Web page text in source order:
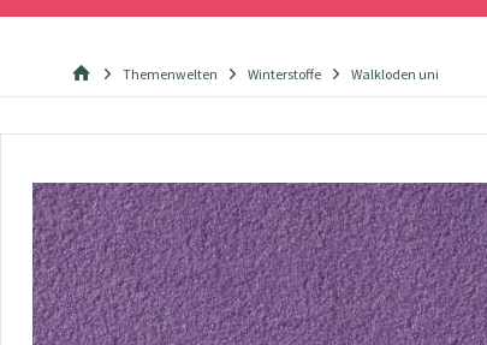
Themenwelten Winterstoffe Walkloden uni